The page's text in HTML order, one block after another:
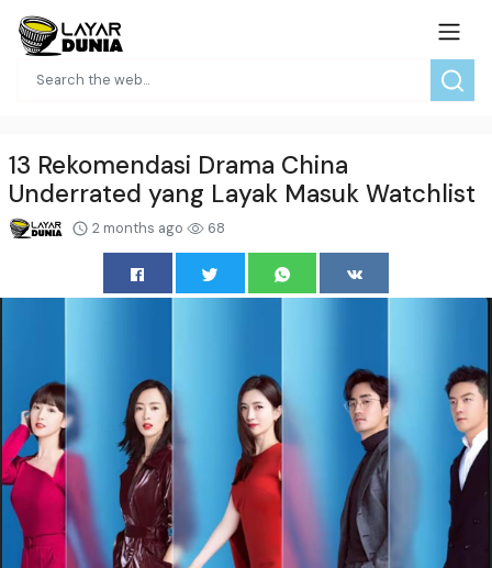
13 Rekomendasi Drama China
Underrated yang Layak Masuk Watchlist
2 months ago 68